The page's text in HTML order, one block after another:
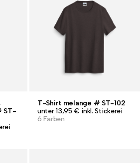
ST-
T-Shirt melange # ST-102
unter 13,95 € inkl. Stickerei
6 Farben